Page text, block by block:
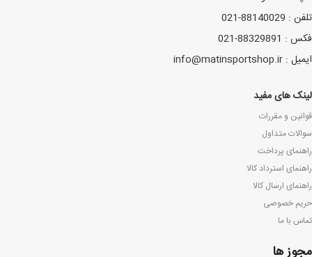
تلفن : 88140029-021
فکس : 88329891-021
ایمیل : info@matinsportshop.ir
لینک های مفید
قوانین و مقررات
سوالات متداول
راهنمای پرداخت
راهنمای استرداد کالا
راهنمای ارسال کالا
حریم خصوصی
تماس با ما
مجوز ها